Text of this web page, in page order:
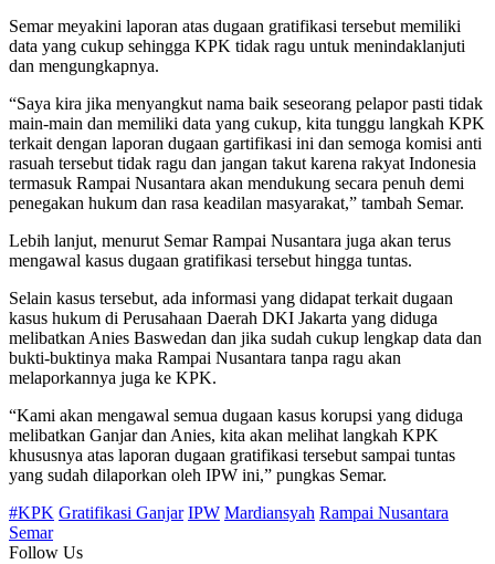
Semar meyakini laporan atas dugaan gratifikasi tersebut memiliki
data yang cukup sehingga KPK tidak ragu untuk menindaklanjuti
dan mengungkapnya.
“Saya kira jika menyangkut nama baik seseorang pelapor pasti tidak
main-main dan memiliki data yang cukup, kita tunggu langkah KPK
terkait dengan laporan dugaan gartifikasi ini dan semoga komisi anti
rasuah tersebut tidak ragu dan jangan takut karena rakyat Indonesia
termasuk Rampai Nusantara akan mendukung secara penuh demi
penegakan hukum dan rasa keadilan masyarakat,” tambah Semar.
Lebih lanjut, menurut Semar Rampai Nusantara juga akan terus
mengawal kasus dugaan gratifikasi tersebut hingga tuntas.
Selain kasus tersebut, ada informasi yang didapat terkait dugaan
kasus hukum di Perusahaan Daerah DKI Jakarta yang diduga
melibatkan Anies Baswedan dan jika sudah cukup lengkap data dan
bukti-buktinya maka Rampai Nusantara tanpa ragu akan
melaporkannya juga ke KPK.
“Kami akan mengawal semua dugaan kasus korupsi yang diduga
melibatkan Ganjar dan Anies, kita akan melihat langkah KPK
khususnya atas laporan dugaan gratifikasi tersebut sampai tuntas
yang sudah dilaporkan oleh IPW ini,” pungkas Semar.
#KPK Gratifikasi Ganjar IPW Mardiansyah Rampai Nusantara
Semar
Follow Us